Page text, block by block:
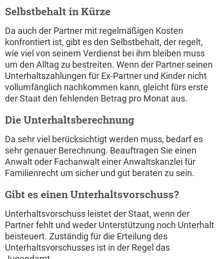
Selbstbehalt in Kürze
Da auch der Partner mit regelmäßigen Kosten
konfrontiert ist, gibt es den Selbstbehalt, der regelt,
wie viel von seinem Verdienst bei ihm bleiben muss
um den Alltag zu bestreiten. Wenn der Partner seinen
Unterhaltszahlungen für Ex-Partner und Kinder nicht
vollumfänglich nachkommen kann, gleicht fürs erste
der Staat den fehlenden Betrag pro Monat aus.
Die Unterhaltsberechnung
Da sehr viel berücksichtigt werden muss, bedarf es
sehr genauer Berechnung. Beauftragen Sie einen
Anwalt oder Fachanwalt einer Anwaltskanzlei für
Familienrecht um sicher und gut beraten zu sein.
Gibt es einen Unterhaltsvorschuss?
Unterhaltsvorschuss leistet der Staat, wenn der
Partner fehlt und weder Unterstützung noch Unterhalt
beisteuert. Zuständig für die Erteilung des
Unterhaltsvorschusses ist in der Regel das